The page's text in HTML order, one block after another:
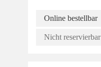
Online bestellbar
Nicht reservierbar